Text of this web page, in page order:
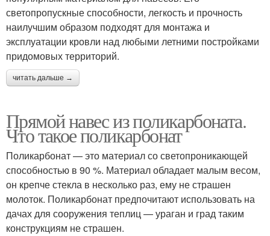
светопропускные способности, легкость и прочность
наилучшим образом подходят для монтажа и
эксплуатации кровли над любыми летними постройками
придомовых территорий.
читать дальше →
Прямой навес из поликарбоната.
Что такое поликарбонат
Поликарбонат — это материал со светопроникающей
способностью в 90 %. Материал обладает малым весом,
он крепче стекла в несколько раз, ему не страшен
молоток. Поликарбонат предпочитают использовать на
дачах для сооружения теплиц — ураган и град таким
конструкциям не страшен.